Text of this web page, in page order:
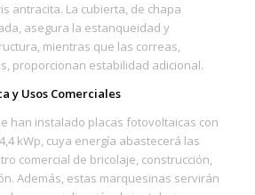
antracita. La cubierta, de chapa
asegura la estanqueidad y
mientras que las correas,
proporcionan estabilidad adicional.
y Usos Comerciales
han instalado placas fotovoltaicas con
kWp, cuya energía abastecerá las
comercial de bricolaje, construcción,
Además, estas marquesinas servirán